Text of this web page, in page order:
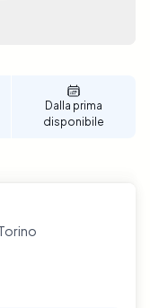
Dalla prima
disponibile